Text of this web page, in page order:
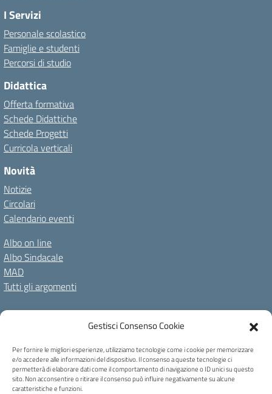
Gestisci Consenso Cookie
Per fornire le migliori esperienze, utilizziamo tecnologie come i cookie per memorizzare
e/o accedere alle informazioni del dispositivo. Il consenso a queste tecnologie ci
permetterà di elaborare dati come il comportamento di navigazione o ID unici su questo
sito. Non acconsentire o ritirare il consenso può influire negativamente su alcune
caratteristiche e funzioni.
I Servizi
Personale scolastico
Famiglie e studenti
Percorsi di studio
Didattica
Offerta formativa
Schede Didattiche
Schede Progetti
Curricola verticali
Novità
Notizie
Circolari
Calendario eventi
Albo on line
Albo Sindacale
MAD
Tutti gli argomenti
Amministrazione Trasparente
Spazio repositoryAccessibilitàNote LegaliPrivacy Policy
Cookie Policy